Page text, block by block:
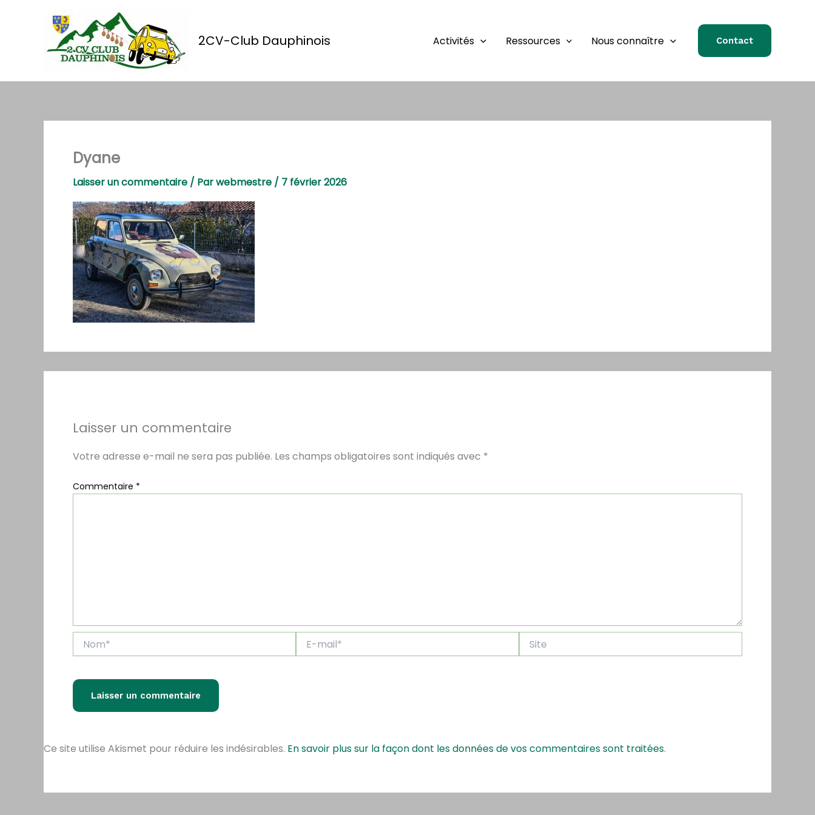
2CV-Club Dauphinois Activités Ressources Nous connaître Contact
Dyane
Laisser un commentaire / Parwebmestre / 7 février 2026
Laisser un commentaire
Votre adresse e-mail ne sera pas publiée. Les champs obligatoires sont indiqués avec *
Commentaire *
mail*
Ce site utilise Akismet pour réduire les indésirables. En savoir plus sur la façon dont les données de vos commentaires sont traitées.